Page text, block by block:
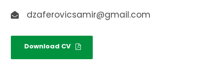
dzaferovicsamir@gmail.com
Download CV